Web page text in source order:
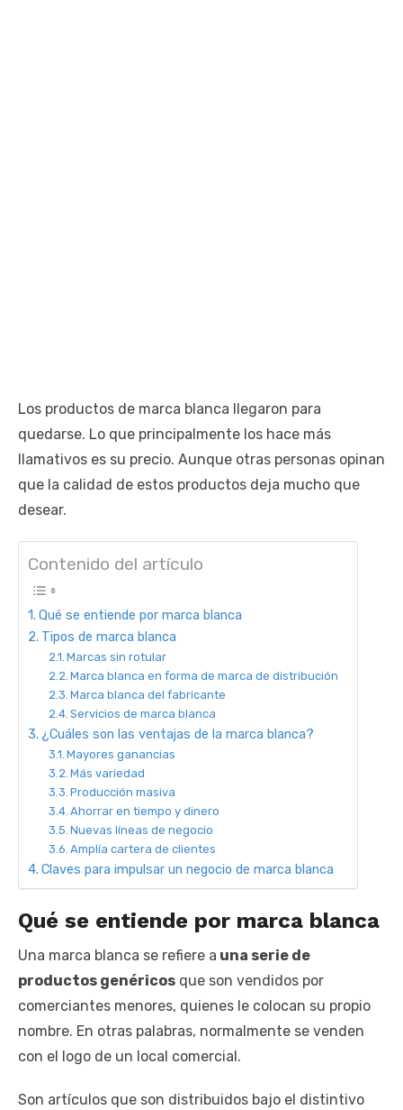
Los productos de marca blanca llegaron para
quedarse. Lo que principalmente los hace más
llamativos es su precio. Aunque otras personas opinan
que la calidad de estos productos deja mucho que
desear.
Contenido del artículo
Qué se entiende por marca blanca
Tipos de marca blanca
Marcas sin rotular
Marca blanca en forma de marca de distribución
Marca blanca del fabricante
Servicios de marca blanca
¿Cuáles son las ventajas de la marca blanca?
Mayores ganancias
Más variedad
Producción masiva
Ahorrar en tiempo y dinero
Nuevas líneas de negocio
Amplía cartera de clientes
Claves para impulsar un negocio de marca blanca
Qué se entiende por marca blanca
Una marca blanca se refiere a una serie de
productos genéricos que son vendidos por
comerciantes menores, quienes le colocan su propio
nombre. En otras palabras, normalmente se venden
con el logo de un local comercial.
Son artículos que son distribuidos bajo el distintivo